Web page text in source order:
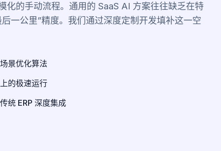
化的手动流程。通用的 SaaS AI 方案往往缺乏在特
一公里”精度。我们通过深度定制开发填补这一空
景优化算法
的极速运行
统 ERP 深度集成